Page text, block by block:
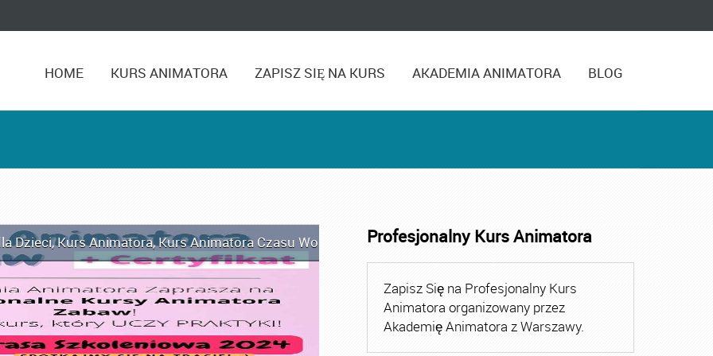
HOME KURS ANIMATORA ZAPISZ SIĘ NA KURS AKADEMIA ANIMATORA BLOG
Dzieci,Kurs Animatora,Kurs Animatora Czasu Wolnego Kurs Animatora Czasu Wolnego Warszawa
Profesjonalny Kurs Animatora
Zapisz Się na Profesjonalny Kurs
Animatora organizowany przez
Akademię Animatora z Warszawy.